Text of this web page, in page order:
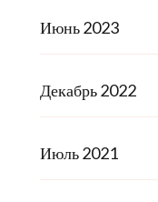
Июнь 2023
Декабрь 2022
Июль 2021